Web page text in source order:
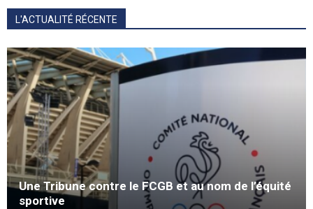
L'ACTUALITÉ RÉCENTE
Une Tribune contre le FCGB et au nom de l’équité
sportive